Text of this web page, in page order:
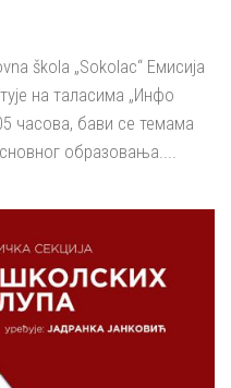
škola „Sokolac“ Емисија
на таласима „Инфо
часова, бави се темама
образовања....